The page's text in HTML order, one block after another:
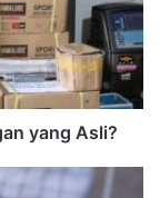
yang Asli?